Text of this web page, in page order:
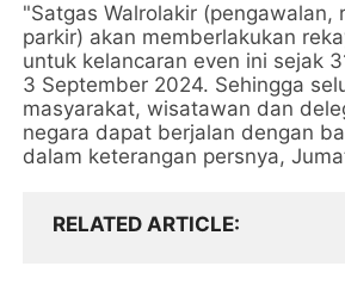
"Satgas Walrolakir (pengawalan,
parkir) akan memberlakukan
untuk kelancaran even ini sejak
3 September 2024. Sehingga
masyarakat, wisatawan dan
negara dapat berjalan dengan
dalam keterangan persnya,
RELATED ARTICLE